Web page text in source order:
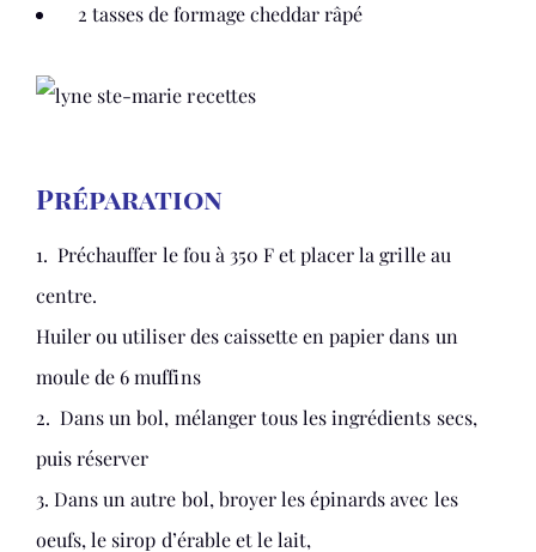
2 tasses de formage cheddar râpé
Préparation
1. Préchauffer le fou à 350 F et placer la grille au
centre.
Huiler ou utiliser des caissette en papier dans un
moule de 6 muffins
2. Dans un bol, mélanger tous les ingrédients secs,
puis réserver
3. Dans un autre bol, broyer les épinards avec les
oeufs, le sirop d’érable et le lait,